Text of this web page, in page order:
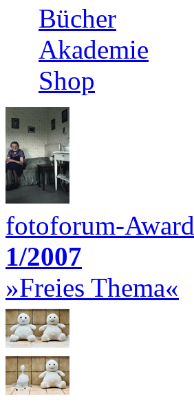
Bücher
Akademie
Shop
fotoforum-Award
1/2007
»Freies Thema«